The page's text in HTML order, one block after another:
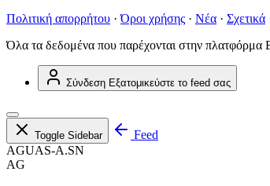
Πολιτική απορρήτου · Όροι χρήσης · Νέα · Σχετικά
Όλα τα δεδομένα που παρέχονται στην πλατφόρμα
Σύνδεση Εξατομικεύστε το feed σας
Toggle Sidebar
Feed
AGUAS-A.SN
AG